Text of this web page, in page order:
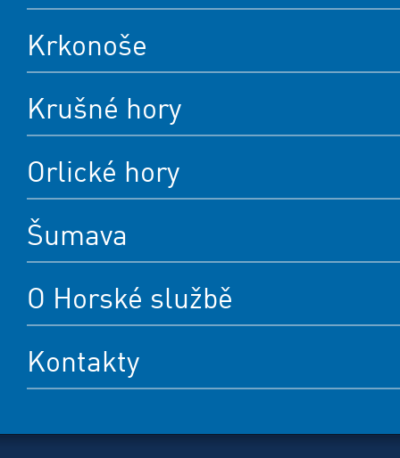
Krkonoše
Krušné hory
Orlické hory
Šumava
O Horské službě
Kontakty